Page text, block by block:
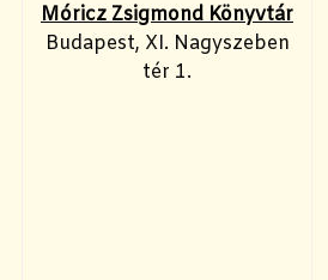
Móricz Zsigmond Könyvtár
Budapest, XI. Nagyszeben
tér 1.